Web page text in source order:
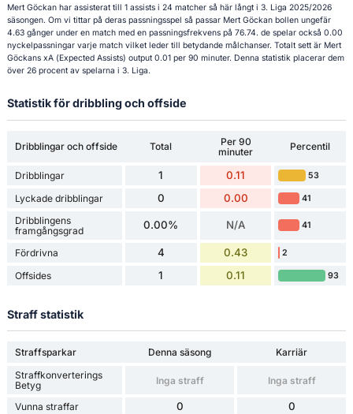
Mert Göckan har assisterat till 1 assists i 24 matcher så här långt i 3. Liga 2025/2026
säsongen. Om vi tittar på deras passningsspel så passar Mert Göckan bollen ungefär
4.63 gånger under en match med en passningsfrekvens på 76.74. de spelar också 0.00
nyckelpassningar varje match vilket leder till betydande målchanser. Totalt sett är Mert
Göckans xA (Expected Assists) output 0.01 per 90 minuter. Denna statistik placerar dem
över 26 procent av spelarna i 3. Liga.
Statistik för dribbling och offside
Dribblingar och offside Total
Per 90
minuter
Percentil
Dribblingar 1 0.11 53
Lyckade dribblingar 0 0.00 41
Dribblingens
framgångsgrad
0.00% N/A 41
Fördrivna 4 0.43 2
Offsides 1 0.11 93
Straff statistik
Straffsparkar Denna säsong
Karriär
Straffkonverterings
Betyg
Inga straff Inga straff
Vunna straffar 0 0